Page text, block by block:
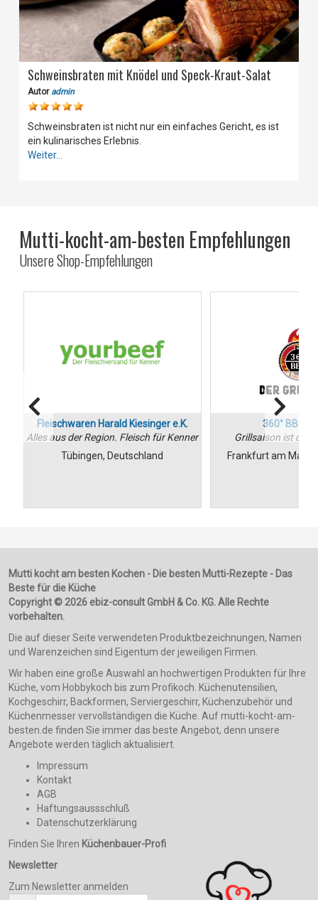
Schweinsbraten mit Knödel und Speck-Kraut-Salat
Autor admin
Schweinsbraten ist nicht nur ein einfaches Gericht, es ist
ein kulinarisches Erlebnis.
Weiter...
Mutti-kocht-am-besten Empfehlungen
Unsere Shop-Empfehlungen
Fleischwaren Harald Kiesinger e.K.
Alles aus der Region. Fleisch für Kenner
Tübingen, Deutschland
360° BBQ
Grillsaison ist das
Frankfurt am Main,
Mutti kocht am besten Kochen - Die besten Mutti-Rezepte - Das
Beste für die Küche
Copyright © 2026 ebiz-consult GmbH & Co. KG. Alle Rechte
vorbehalten.
Die auf dieser Seite verwendeten Produktbezeichnungen, Namen
und Warenzeichen sind Eigentum der jeweiligen Firmen.
Wir haben eine große Auswahl an hochwertigen Produkten für Ihre
Küche, vom Hobbykoch bis zum Profikoch. Küchenutensilien,
Kochgeschirr, Backformen, Serviergeschirr, Küchenzubehör und
Küchenmesser vervollständigen die Küche. Auf mutti-kocht-am-
besten.de finden Sie immer das beste Angebot, denn unsere
Angebote werden täglich aktualisiert.
Impressum
Kontakt
AGB
Haftungsaussschluß
Datenschutzerklärung
Finden Sie Ihren Küchenbauer-Profi
Newsletter
Zum Newsletter anmelden